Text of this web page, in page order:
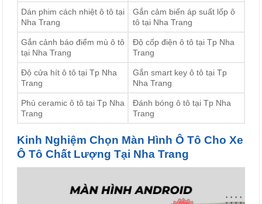
Dán phim cách nhiệt ô tô tại
Nha Trang
Gắn cảm biến áp suất lốp ô
tô tại Nha Trang
Gắn cảnh báo điểm mù ô tô
tại Nha Trang
Độ cốp điện ô tô tại Tp Nha
Trang
Độ cửa hít ô tô tại Tp Nha
Trang
Gắn smart key ô tô tại Tp
Nha Trang
Phủ ceramic ô tô tại Tp Nha
Trang
Đánh bóng ô tô tại Tp Nha
Trang
Kinh Nghiệm Chọn Màn Hình Ô Tô Cho Xe
Ô Tô Chất Lượng Tại Nha Trang